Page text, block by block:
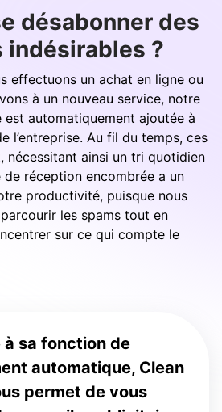
désabonner des
indésirables ?
effectuons un achat en ligne ou
à un nouveau service, notre
est automatiquement ajoutée à
l’entreprise. Au fil du temps, ces
nécessitant ainsi un tri quotidien
réception encombrée a un
productivité, puisque nous
les spams tout en
sur ce qui compte le
à sa fonction de
automatique, Clean
permet de vous